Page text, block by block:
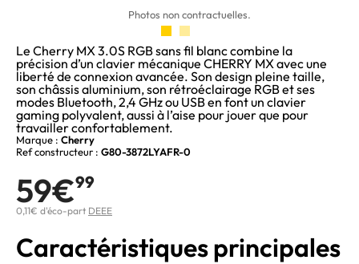
Photos non contractuelles.
Le Cherry MX 3.0S RGB sans fil blanc combine la
précision d’un clavier mécanique CHERRY MX avec une
liberté de connexion avancée. Son design pleine taille,
son châssis aluminium, son rétroéclairage RGB et ses
modes Bluetooth, 2,4 GHz ou USB en font un clavier
gaming polyvalent, aussi à l’aise pour jouer que pour
travailler confortablement.
Marque : Cherry
Ref constructeur : G80-3872LYAFR-0
59€99
0,11€ d'éco-part DEEE
Caractéristiques principales